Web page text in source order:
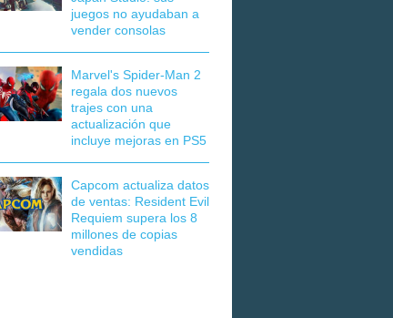
juegos no ayudaban a
vender consolas
Marvel's Spider-Man 2
regala dos nuevos
trajes con una
actualización que
incluye mejoras en PS5
Capcom actualiza datos
de ventas: Resident Evil
Requiem supera los 8
millones de copias
vendidas